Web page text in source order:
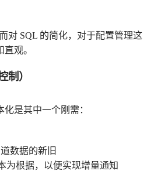
对 SQL 的简化，对于配置管理这
观。
制）
是其中一个刚需：
数据的新旧
为根据，以便实现增量通知